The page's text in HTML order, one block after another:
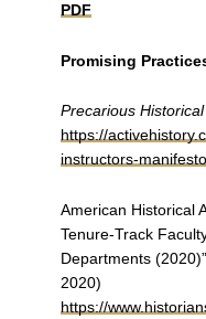
PDF
Promising
Precarious
https://
instructors-
American Historical
Tenure-Track
Departments
2020)
https://